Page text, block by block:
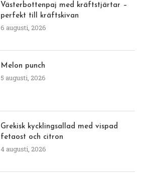
Västerbottenpaj med kräftstjärtar –
perfekt till kräftskivan
6 augusti, 2026
Melon punch
5 augusti, 2026
Grekisk kycklingsallad med vispad
fetaost och citron
4 augusti, 2026